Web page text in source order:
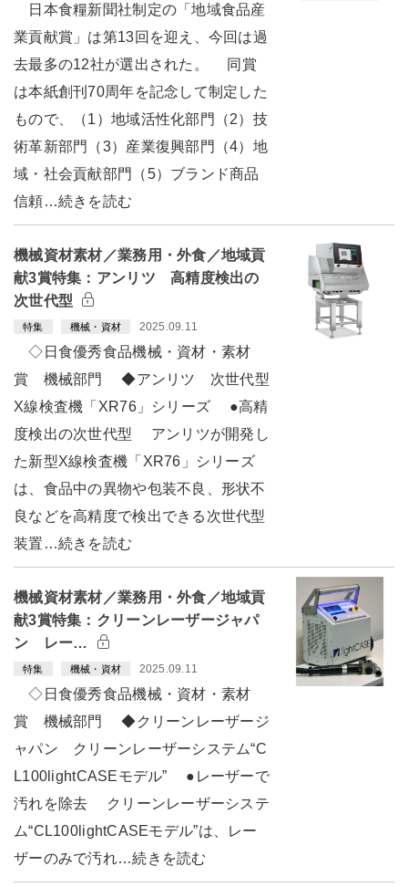
日本食糧新聞社制定の「地域食品産
業貢献賞」は第13回を迎え、今回は過
去最多の12社が選出された。 同賞
は本紙創刊70周年を記念して制定した
もので、（1）地域活性化部門（2）技
術革新部門（3）産業復興部門（4）地
域・社会貢献部門（5）ブランド商品
信頼…続きを読む
機械資材素材／業務用・外食／地域貢
献3賞特集：アンリツ 高精度検出の
次世代型
特集 機械・資材 2025.09.11
◇日食優秀食品機械・資材・素材
賞 機械部門 ◆アンリツ 次世代型
X線検査機「XR76」シリーズ ●高精
度検出の次世代型 アンリツが開発し
た新型X線検査機「XR76」シリーズ
は、食品中の異物や包装不良、形状不
良などを高精度で検出できる次世代型
装置…続きを読む
機械資材素材／業務用・外食／地域貢
献3賞特集：クリーンレーザージャパ
ン レー…
特集 機械・資材 2025.09.11
◇日食優秀食品機械・資材・素材
賞 機械部門 ◆クリーンレーザージ
ャパン クリーンレーザーシステム“C
L100lightCASEモデル” ●レーザーで
汚れを除去 クリーンレーザーシステ
ム“CL100lightCASEモデル”は、レー
ザーのみで汚れ…続きを読む